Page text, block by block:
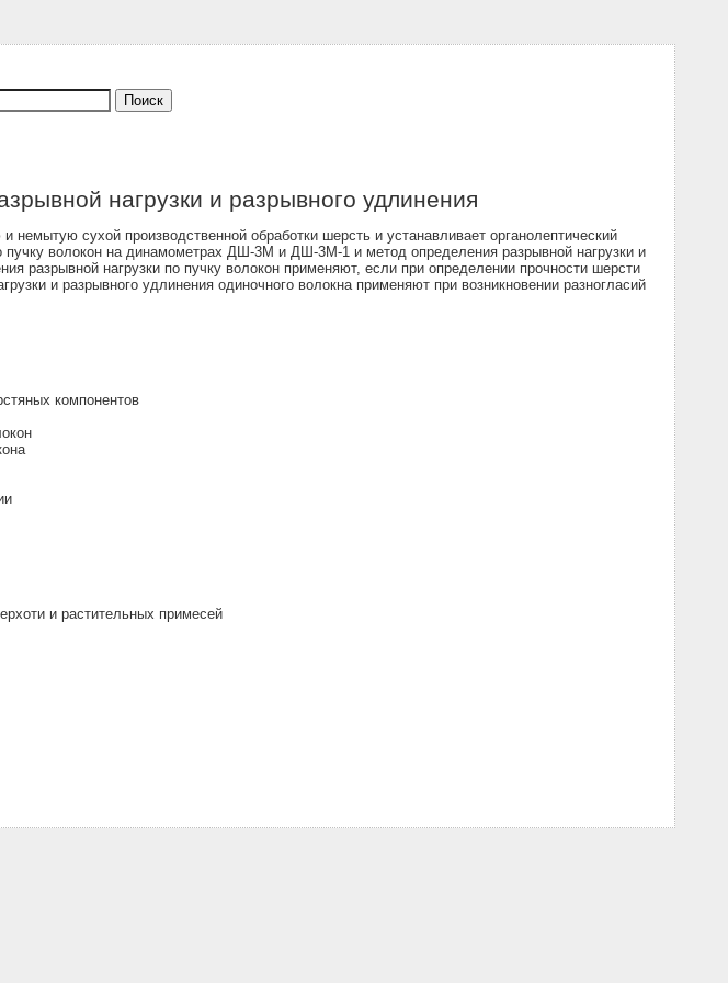
нагрузки и разрывного удлинения
сухой производственной обработки шерсть и устанавливает органолептический
пучку волокон на динамометрах ДШ-3М и ДШ-3М-1 и метод определения разрывной нагрузки и
разрывной нагрузки по пучку волокон применяют, если при определении прочности шерсти
и разрывного удлинения одиночного волокна применяют при возникновении разногласий
компонентов
и растительных примесей